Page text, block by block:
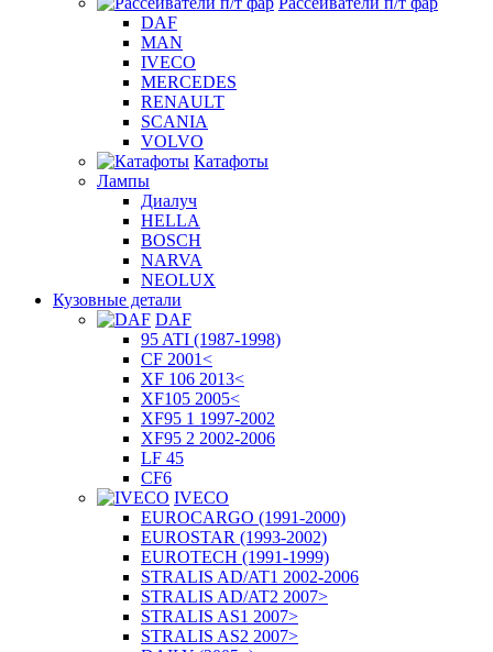
DAF
MAN
IVECO
MERCEDES
RENAULT
SCANIA
VOLVO
Катафоты
Лампы
Диалуч
HELLA
BOSCH
NARVA
NEOLUX
Кузовные детали
DAF
95 ATI (1987-1998)
CF 2001<
XF 106 2013<
XF105 2005<
XF95 1 1997-2002
XF95 2 2002-2006
LF 45
CF6
IVECO
EUROCARGO (1991-2000)
EUROSTAR (1993-2002)
EUROTECH (1991-1999)
STRALIS AD/AT1 2002-2006
STRALIS AD/AT2 2007>
STRALIS AS1 2007>
STRALIS AS2 2007>